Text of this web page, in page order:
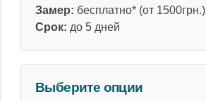
Замер: бесплатно* (от 1500грн.)
Срок: до 5 дней
Выберите опции